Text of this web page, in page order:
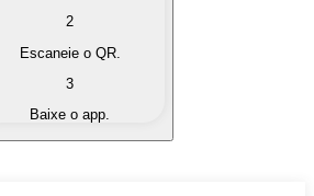
em moeda fiduciária
por outra
2
Escaneie o QR.
3
Baixe o app.